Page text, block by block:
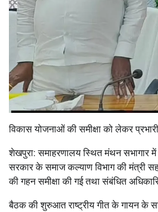
विकास योजनाओं की समीक्षा को लेकर
शेखपुरा: समाहरणालय स्थित मंथन सभागार में
सरकार के समाज कल्याण विभाग की मंत्री
की गहन समीक्षा की गई तथा संबंधित
बैठक की शुरुआत राष्ट्रीय गीत के गायन के